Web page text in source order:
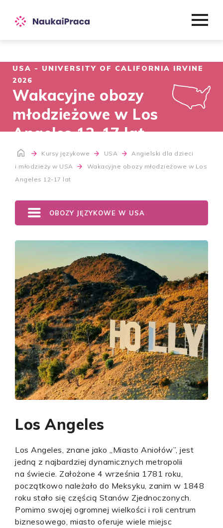
USA - UNIVERSITY OF CALIFORNIA IRVINE
2026
Wakacyjne obozy
młodzieżowe w Los
Angeles 12-17 lat
Kursy językowe USA
Angielski dla dzieci
i młodzieży w USA
Wakacyjne obozy młodzieżowe w Los
Angeles 12-17 lat
OBOZY JĘZYKOWE W USA
Los Angeles
Los Angeles, znane jako „Miasto Aniołów”, jest
jedną z najbardziej dynamicznych metropolii
na świecie. Założone 4 września 1781 roku,
początkowo należało do Meksyku, zanim w 1848
roku stało się częścią Stanów Zjednoczonych.
Pomimo swojej ogromnej wielkości i roli centrum
biznesowego, miasto oferuje wiele miejsc